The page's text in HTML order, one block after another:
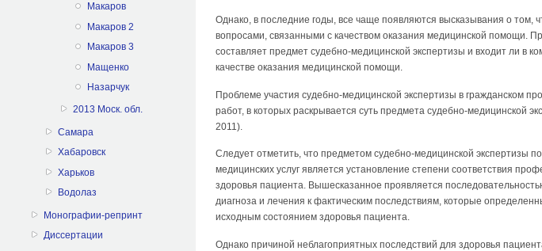
Макаров
Макаров 2
Макаров 3
Мащенко
Назарчук
2013 Моск. обл.
Самара
Хабаровск
Харьков
Водолаз
Монографии-репринт
Диссертации
Однако, в последние годы, все чаще появляются высказывания о том,
вопросами, связанными с качеством оказания медицинской помощи.
составляет предмет судебно-медицинской экспертизы и входит ли в
качестве оказания медицинской помощи.
Проблеме участия судебно-медицинской экспертизы в гражданском
работ, в которых раскрывается суть предмета судебно-медицинской
2011).
Следует отметить, что предметом судебно-медицинской экспертизы
медицинских услуг является установление степени соответствия
здоровья пациента. Вышесказанное проявляется
диагноза и лечения к фактическим последствиям, которые
исходным состоянием здоровья пациента.
Однако причиной неблагоприятных последствий для здоровья